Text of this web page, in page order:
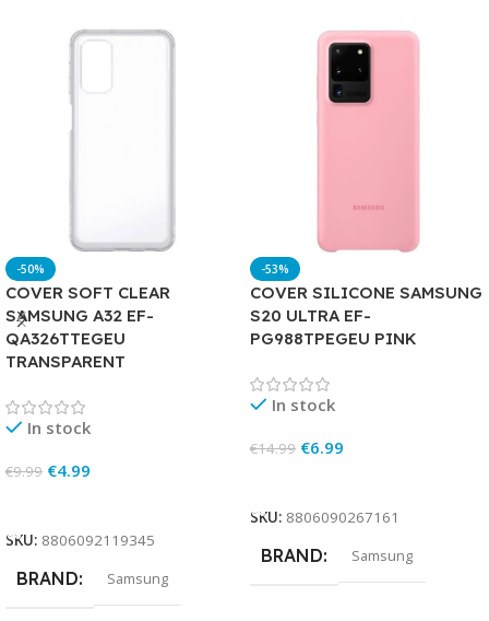
-50%
COVER SOFT CLEAR
SAMSUNG A32 EF-
QA326TTEGEU
TRANSPARENT
In stock
€9.99 €4.99
SKU: 8806092119345
BRAND Samsung
-53%
COVER SILICONE SAMSUNG
S20 ULTRA EF-
PG988TPEGEU PINK
In stock
€14.99 €6.99
SKU: 8806090267161
BRAND Samsung